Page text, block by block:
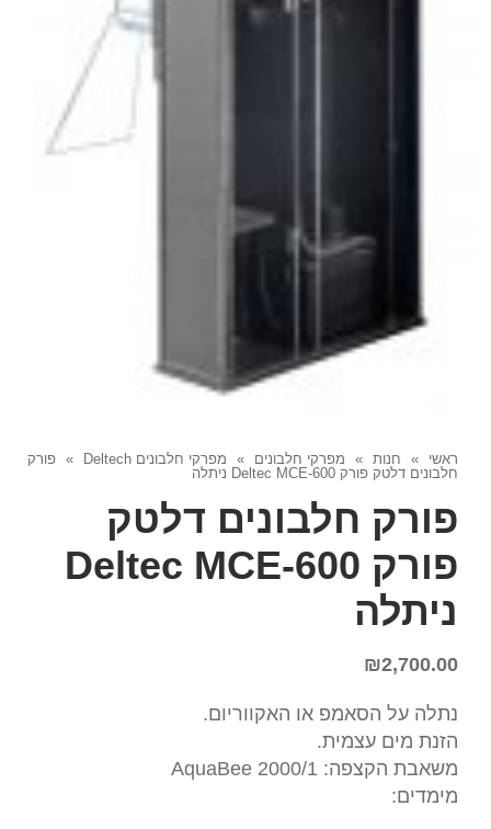
ראשי » חנות » מפרקי חלבונים » מפרקי חלבונים Deltech » פורק
חלבונים דלטק פורק Deltec MCE-600 ניתלה
פורק חלבונים דלטק
פורק Deltec MCE-600
ניתלה
₪2,700.00
נתלה על הסאמפ או האקווריום.
הזנת מים עצמית.
משאבת הקצפה: AquaBee 2000/1
מימדים: